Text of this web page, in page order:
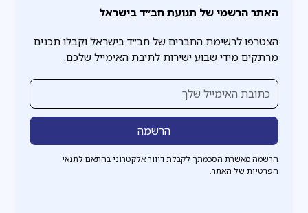
האתר הרשמי של תנועת חב״ד בישראל
הצטרפו לרשימת החברים של חב״ד בישראל וקבלו תכנים
מרתקים מידי שבוע ישירות לתיבת האימייל שלכם.
הרשמה מאשרת הסכמתך לקבלת דיוור אלקטרוני בהתאם לתנאי
הפרטיות של האתר.